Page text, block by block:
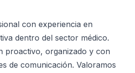
con experiencia en
dentro del sector médico.
proactivo, organizado y con
de comunicación. Valoramos